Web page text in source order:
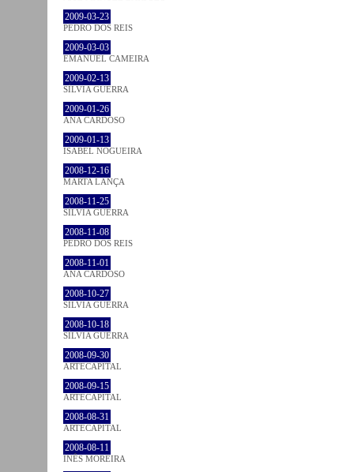
2009-03-23
PEDRO DOS REIS
2009-03-03
EMANUEL CAMEIRA
2009-02-13
SÍLVIA GUERRA
2009-01-26
ANA CARDOSO
2009-01-13
ISABEL NOGUEIRA
2008-12-16
MARTA LANÇA
2008-11-25
SÍLVIA GUERRA
2008-11-08
PEDRO DOS REIS
2008-11-01
ANA CARDOSO
2008-10-27
SÍLVIA GUERRA
2008-10-18
SÍLVIA GUERRA
2008-09-30
ARTECAPITAL
2008-09-15
ARTECAPITAL
2008-08-31
ARTECAPITAL
2008-08-11
INÊS MOREIRA